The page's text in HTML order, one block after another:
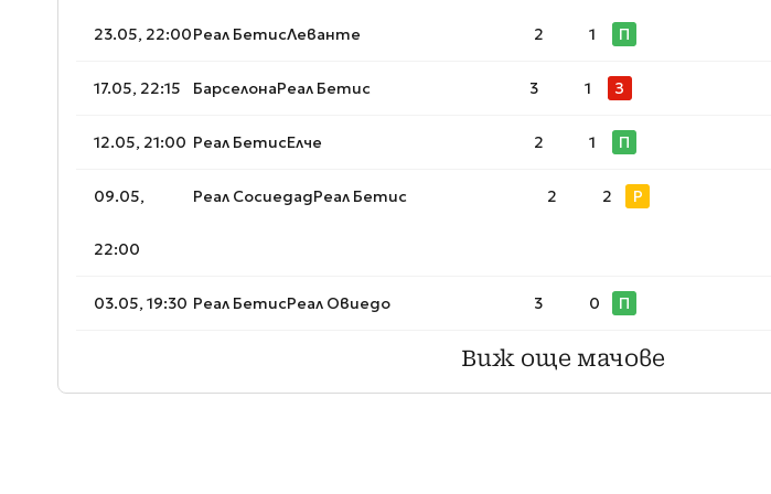
23.05, 22:00Реал БетисЛеванте 2 1 П
17.05, 22:15 БарселонаРеал Бетис 3 1 З
12.05, 21:00 Реал БетисЕлче 2 1 П
09.05,
22:00
Реал СосиедадРеал Бетис 2 2 Р
03.05, 19:30 Реал БетисРеал Овиедо 3 0 П
Виж още мачове